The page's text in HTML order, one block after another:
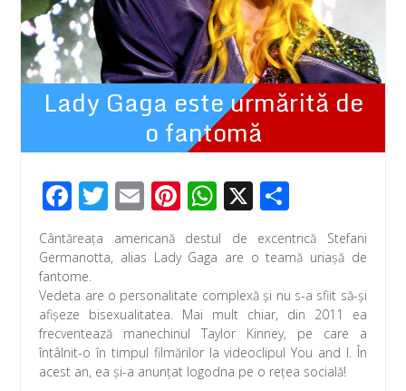
Lady Gaga este urmărită de
o fantomă
F
ac
e
b
o
o
k
T
tt
er
E
m
ail
Pi
nt
er
e
st
W
h
at
s
A
p
p
X
ar
ta
je
az
ă
Cântăreaţa americană destul de excentrică Stefani
Germanotta, alias Lady Gaga are o teamă uriaşă de
fantome.
Vedeta are o personalitate complexă şi nu s-a sfiit să-şi
afişeze bisexualitatea. Mai mult chiar, din 2011 ea
frecventează manechinul Taylor Kinney, pe care a
întâlnit-o în timpul filmărilor la videoclipul You and I. În
acest an, ea şi-a anunţat logodna pe o reţea socială!